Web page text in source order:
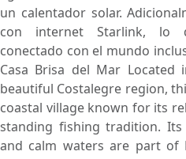
un calentador solar.
con internet Starlink, lo
conectado con el mundo
Casa Brisa del Mar
beautiful Costalegre region,
coastal village known for its
standing fishing tradition. Its
and calm waters are part of